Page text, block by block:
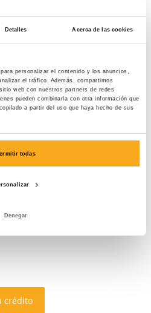
Detalles Acerca de las cookies
personalizar el contenido y los anuncios,
el tráfico. Además, compartimos
web con nuestros partners de redes
pueden combinarla con otra información que
a partir del uso que haya hecho de sus
todas
Denegar
crédito